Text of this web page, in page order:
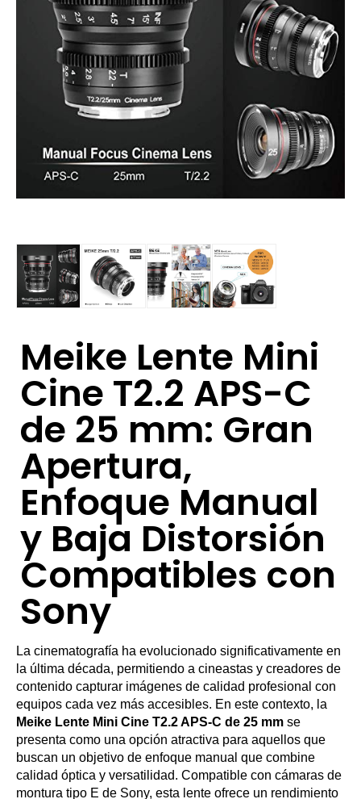
Meike Lente Mini
Cine T2.2 APS-C
de 25 mm: Gran
Apertura,
Enfoque Manual
y Baja Distorsión
Compatibles con
Sony
La cinematografía ha evolucionado significativamente en
la última década, permitiendo a cineastas y creadores de
contenido capturar imágenes de calidad profesional con
equipos cada vez más accesibles. En este contexto, la
Meike Lente Mini Cine T2.2 APS-C de 25 mm se
presenta como una opción atractiva para aquellos que
buscan un objetivo de enfoque manual que combine
calidad óptica y versatilidad. Compatible con cámaras de
montura tipo E de Sony, esta lente ofrece un rendimiento